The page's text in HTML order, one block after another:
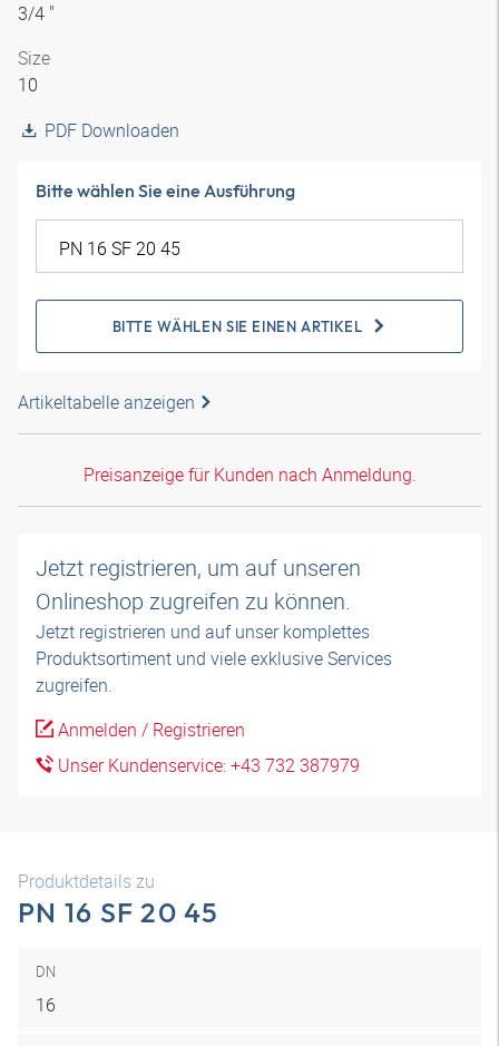
3/4 "
Size
10
PDF Downloaden
Bitte wählen Sie eine Ausführung
BITTE WÄHLEN SIE EINEN ARTIKEL
Artikeltabelle anzeigen
Preisanzeige für Kunden nach Anmeldung.
Jetzt registrieren, um auf unseren
Onlineshop zugreifen zu können.
Jetzt registrieren und auf unser komplettes
Produktsortiment und viele exklusive Services
zugreifen.
Anmelden / Registrieren
Unser Kundenservice: +43 732 387979
Produktdetails zu
PN 16 SF 20 45
DN
16